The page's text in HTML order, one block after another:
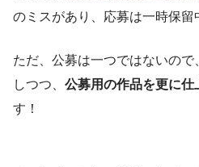
のミスがあり、応募は一時保留
ただ、公募は一つではないの
しつつ、 公募用の作品を更に仕
す！